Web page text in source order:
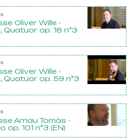
Oliver Wille -
Quatuor op. 18 n°3
Oliver Wille -
Quatuor op. 59 n°3
Arnau Tomàs -
op. 101 n°3 (EN)